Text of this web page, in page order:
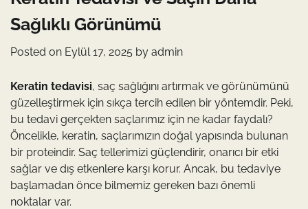
Sağlıklı Görünümü
Posted on Eylül 17, 2025 by admin
Keratin tedavisi, saç sağlığını artırmak ve görünümünü
güzelleştirmek için sıkça tercih edilen bir yöntemdir. Peki,
bu tedavi gerçekten saçlarımız için ne kadar faydalı?
Öncelikle, keratin, saçlarımızın doğal yapısında bulunan
bir proteindir. Saç tellerimizi güçlendirir, onarıcı bir etki
sağlar ve dış etkenlere karşı korur. Ancak, bu tedaviye
başlamadan önce bilmemiz gereken bazı önemli
noktalar var.